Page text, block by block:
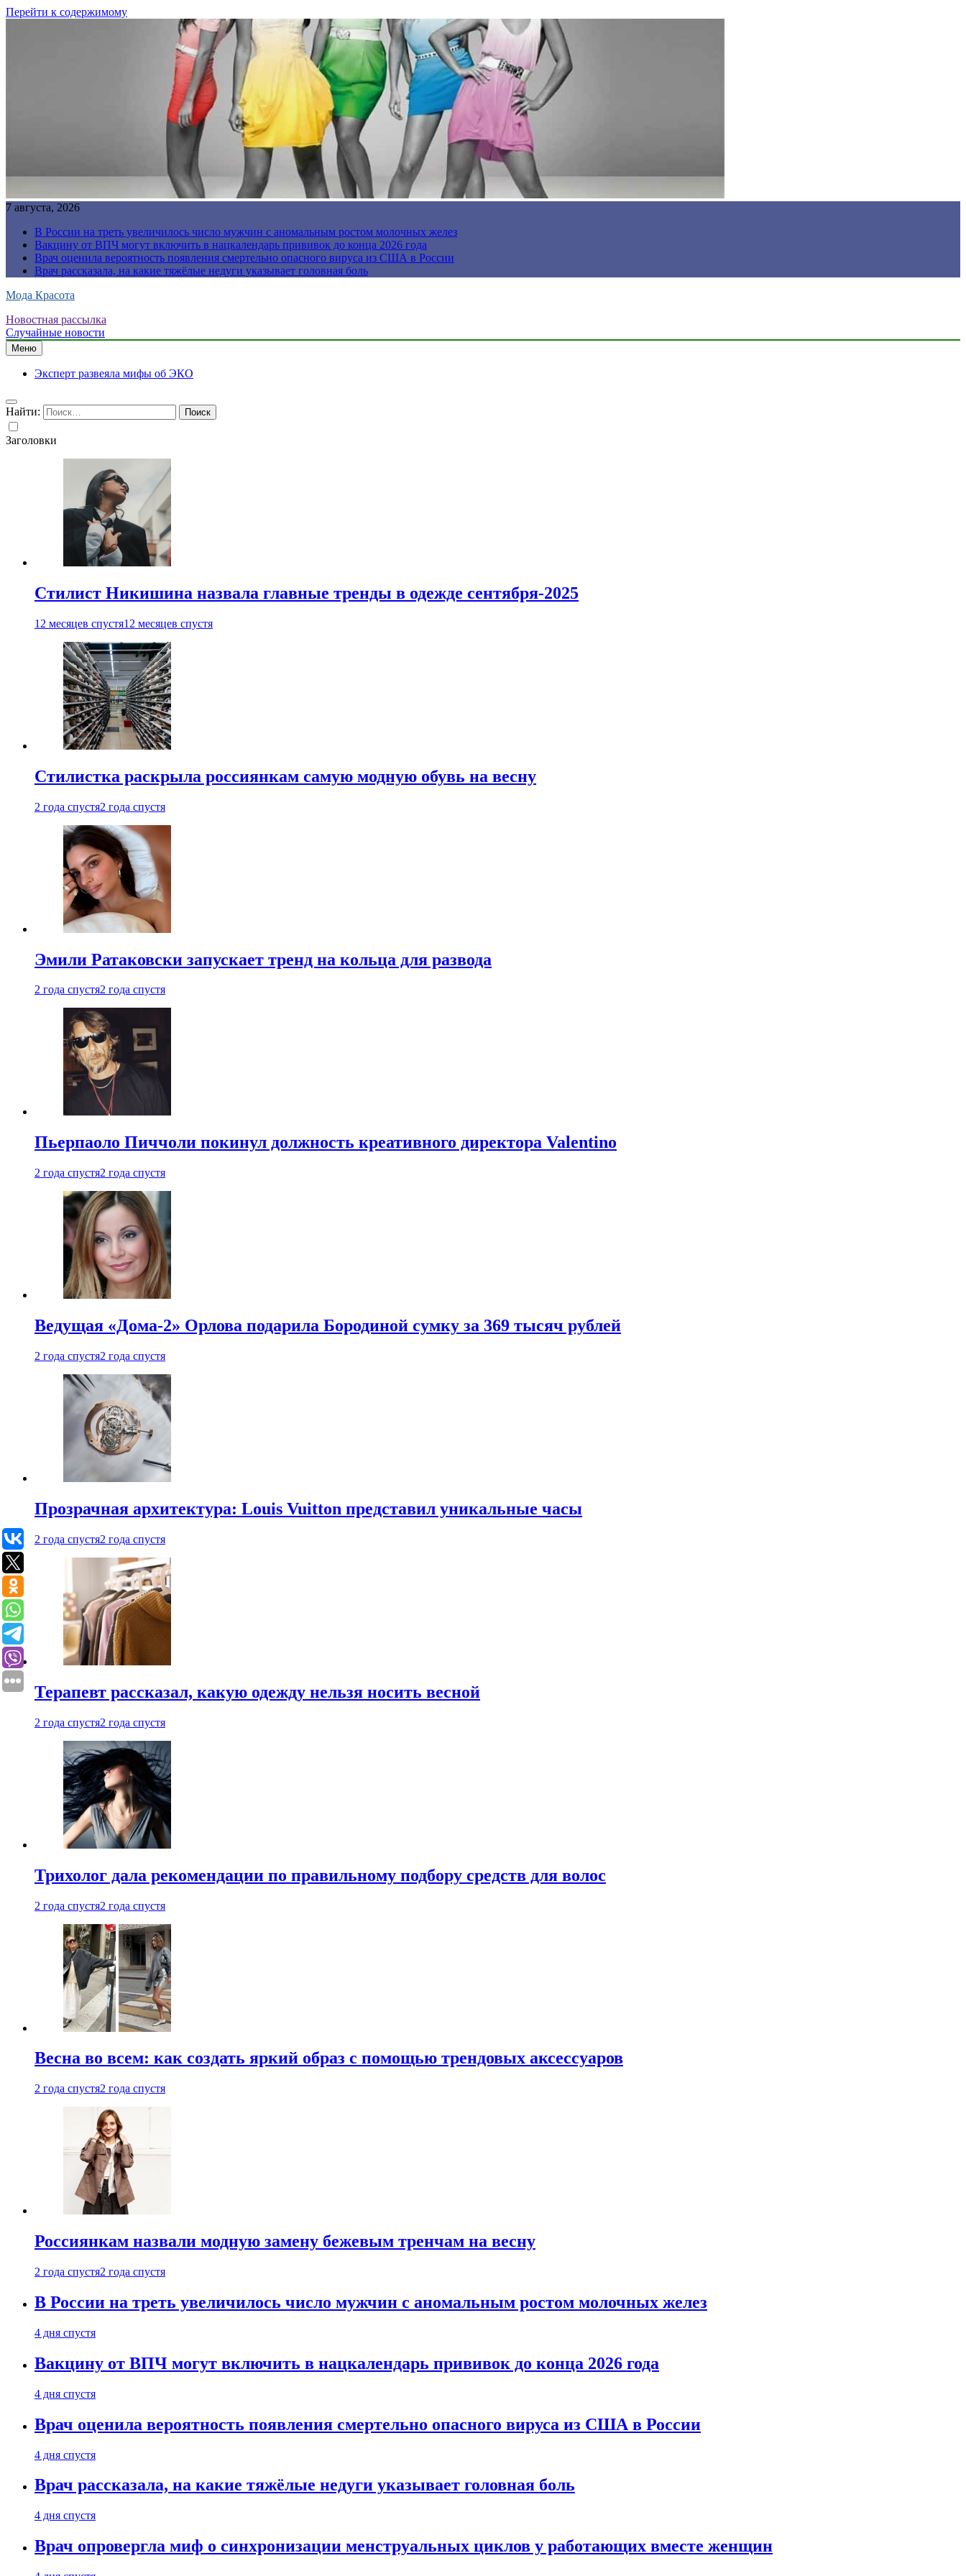
Перейти к содержимому
7 августа, 2026
В России на треть увеличилось число мужчин с аномальным ростом молочных желез
Вакцину от ВПЧ могут включить в нацкалендарь прививок до конца 2026 года
Врач оценила вероятность появления смертельно опасного вируса из США в России
Врач рассказала, на какие тяжёлые недуги указывает головная боль
Мода Красота
Новостная рассылка
Случайные новости
Меню
Эксперт развеяла мифы об ЭКО
Найти:
Заголовки
Стилист Никишина назвала главные тренды в одежде сентября-2025
12 месяцев спустя12 месяцев спустя
Стилистка раскрыла россиянкам самую модную обувь на весну
2 года спустя2 года спустя
Эмили Ратаковски запускает тренд на кольца для развода
2 года спустя2 года спустя
Пьерпаоло Пиччоли покинул должность креативного директора Valentino
2 года спустя2 года спустя
Ведущая «Дома-2» Орлова подарила Бородиной сумку за 369 тысяч рублей
2 года спустя2 года спустя
Прозрачная архитектура: Louis Vuitton представил уникальные часы
2 года спустя2 года спустя
Терапевт рассказал, какую одежду нельзя носить весной
2 года спустя2 года спустя
Трихолог дала рекомендации по правильному подбору средств для волос
2 года спустя2 года спустя
Весна во всем: как создать яркий образ с помощью трендовых аксессуаров
2 года спустя2 года спустя
Россиянкам назвали модную замену бежевым тренчам на весну
2 года спустя2 года спустя
В России на треть увеличилось число мужчин с аномальным ростом молочных желез
4 дня спустя
Вакцину от ВПЧ могут включить в нацкалендарь прививок до конца 2026 года
4 дня спустя
Врач оценила вероятность появления смертельно опасного вируса из США в России
4 дня спустя
Врач рассказала, на какие тяжёлые недуги указывает головная боль
4 дня спустя
Врач опровергла миф о синхронизации менструальных циклов у работающих вместе женщин